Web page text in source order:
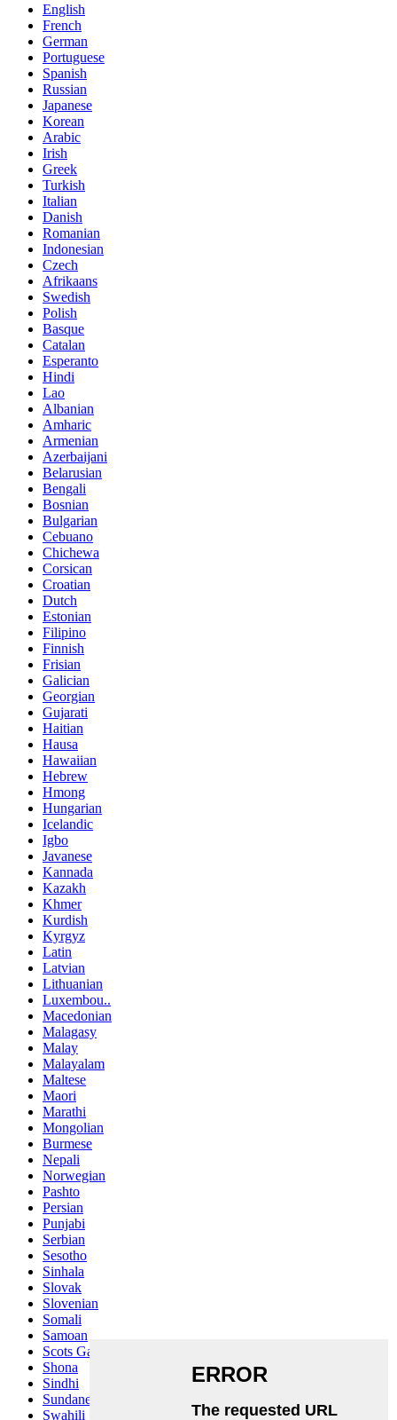
English
French
German
Portuguese
Spanish
Russian
Japanese
Korean
Arabic
Irish
Greek
Turkish
Italian
Danish
Romanian
Indonesian
Czech
Afrikaans
Swedish
Polish
Basque
Catalan
Esperanto
Hindi
Lao
Albanian
Amharic
Armenian
Azerbaijani
Belarusian
Bengali
Bosnian
Bulgarian
Cebuano
Chichewa
Corsican
Croatian
Dutch
Estonian
Filipino
Finnish
Frisian
Galician
Georgian
Gujarati
Haitian
Hausa
Hawaiian
Hebrew
Hmong
Hungarian
Icelandic
Igbo
Javanese
Kannada
Kazakh
Khmer
Kurdish
Kyrgyz
Latin
Latvian
Lithuanian
Luxembou..
Macedonian
Malagasy
Malay
Malayalam
Maltese
Maori
Marathi
Mongolian
Burmese
Nepali
Norwegian
Pashto
Persian
Punjabi
Serbian
Sesotho
Sinhala
Slovak
Slovenian
Somali
Samoan
Scots Gaelic
Shona
Sindhi
Sundanese
Swahili